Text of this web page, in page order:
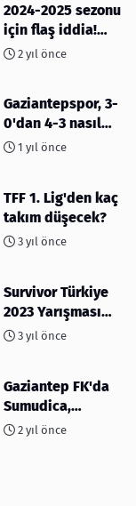
2024-2025 sezonu
için flaş iddia!
Play-Off sistemi
2 yıl önce
Gaziantepspor, 3-
0'dan 4-3 nasıl
kaybetti?
1 yıl önce
TFF 1. Lig'den kaç
takım düşecek?
3 yıl önce
Survivor Türkiye
2023 Yarışması
İçin Geri Sayım
3 yıl önce
Gaziantep FK'da
Sumudica,
Başkanı
2 yıl önce